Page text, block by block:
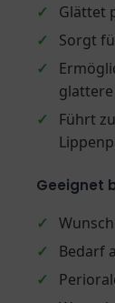
✓
Glättet
✓
Sorgt
✓
✓
Führt
Geeignet
✓
✓
Bedarf
✓